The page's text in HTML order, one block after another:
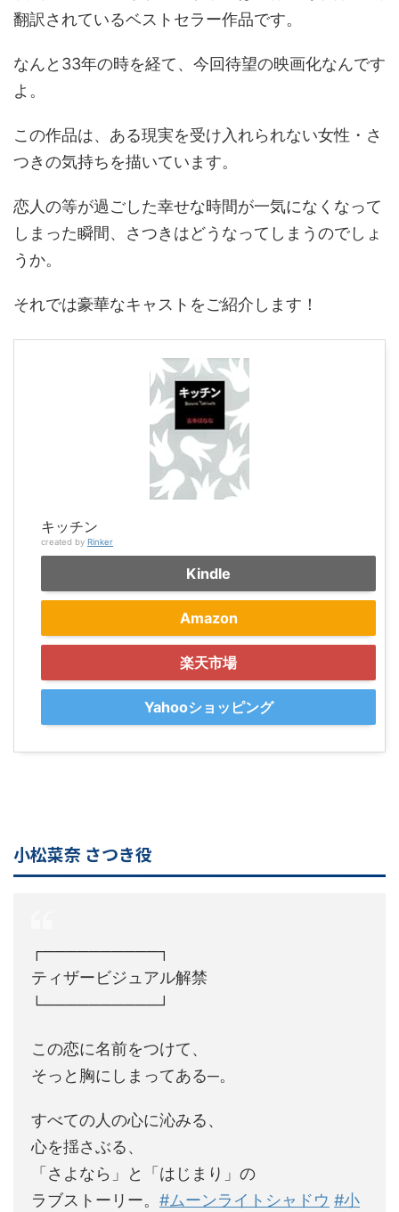
翻訳されているベストセラー作品です。
なんと33年の時を経て、今回待望の映画化なんです
よ。
この作品は、ある現実を受け入れられない女性・さ
つきの気持ちを描いています。
恋人の等が過ごした幸せな時間が一気になくなって
しまった瞬間、さつきはどうなってしまうのでしょ
うか。
それでは豪華なキャストをご紹介します！
キッチン
created by Rinker
Kindle
Amazon
楽天市場
Yahooショッピング
小松菜奈 さつき役
┌──────────┐
ティザービジュアル解禁
└──────────┘
この恋に名前をつけて、
そっと胸にしまってある─。
すべての人の心に沁みる、
心を揺さぶる、
「さよなら」と「はじまり」の
ラブストーリー。 #ムーンライトシャドウ #小